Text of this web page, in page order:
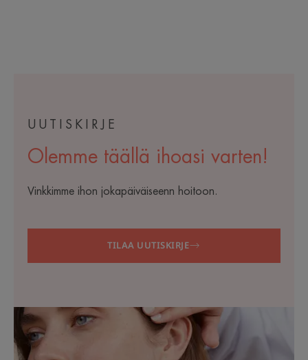
UUTISKIRJE
Olemme täällä ihoasi varten!
Vinkkimme ihon jokapäiväiseenn hoitoon.
TILAA UUTISKIRJE